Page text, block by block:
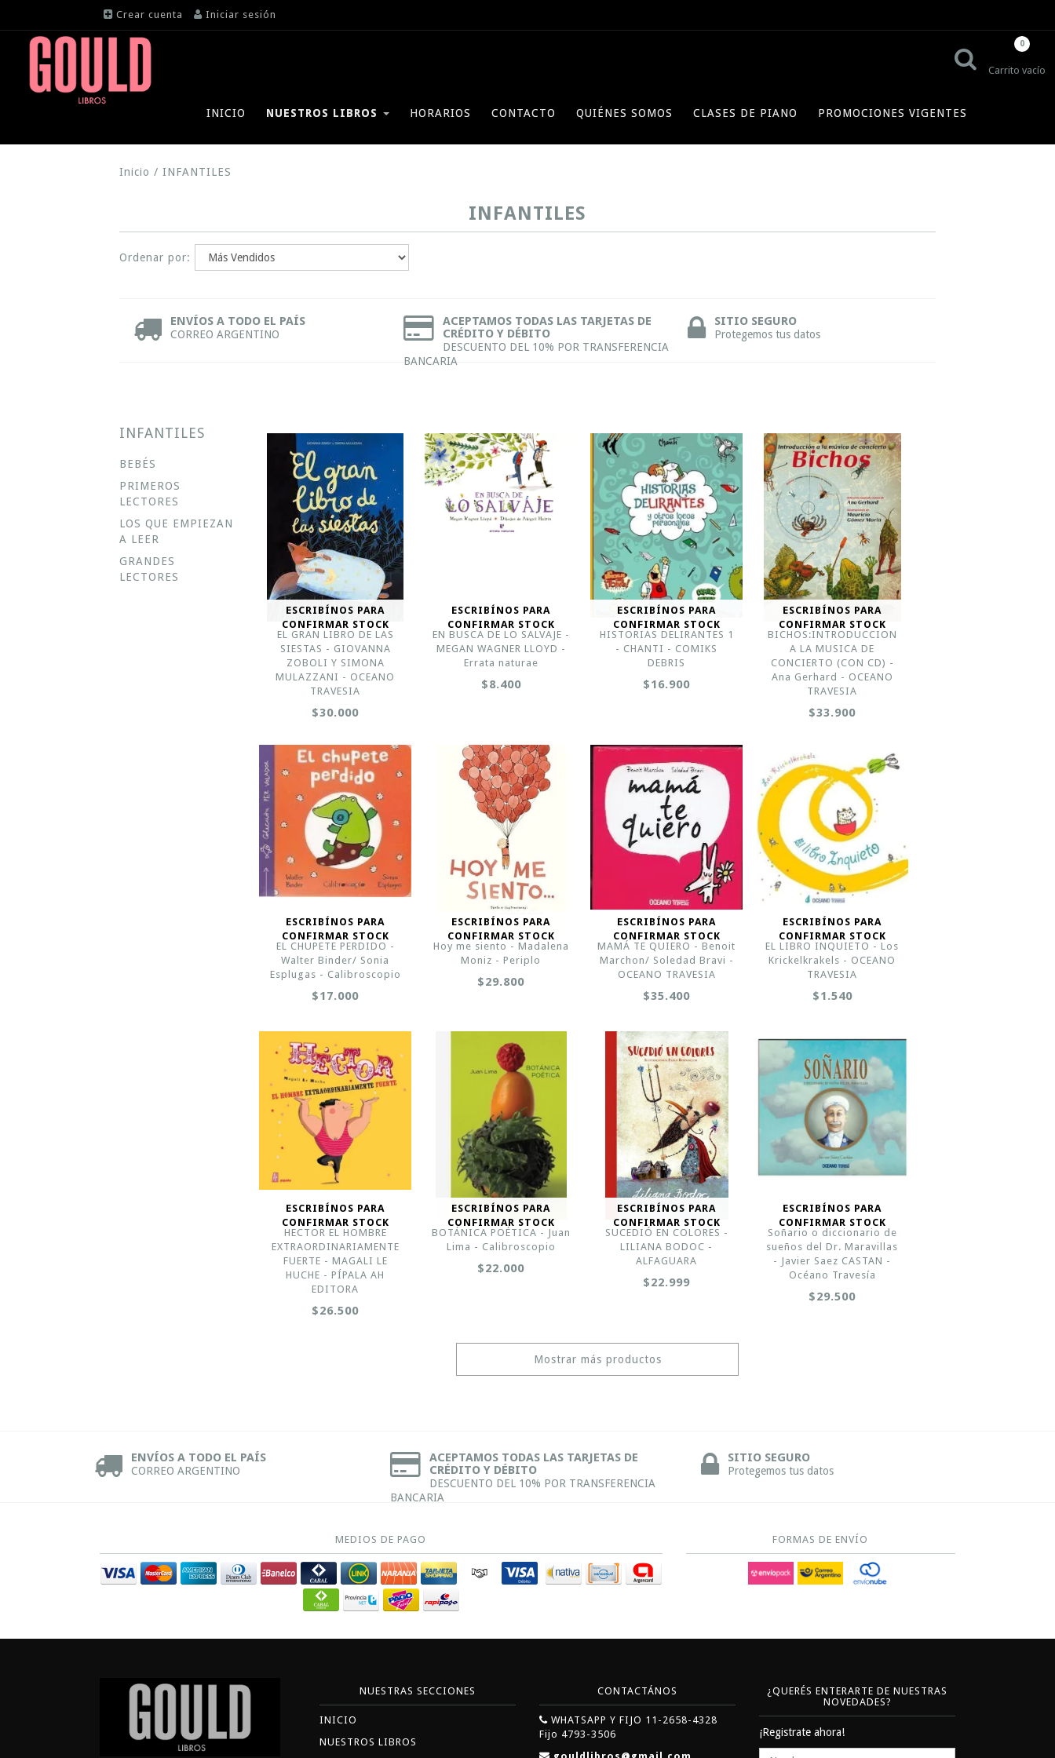
Crear cuenta Iniciar sesión
Carrito vacío
0
INICIO NUESTROS LIBROS HORARIOS CONTACTO QUIÉNES SOMOS CLASES DE PIANO PROMOCIONES VIGENTES
Inicio / INFANTILES
INFANTILES
Ordenar por:
ENVÍOS A TODO EL PAÍS
CORREO ARGENTINO
ACEPTAMOS TODAS LAS TARJETAS DE
CRÉDITO Y DÉBITO
DESCUENTO DEL 10% POR TRANSFERENCIA
BANCARIA
SITIO SEGURO
Protegemos tus datos
INFANTILES
BEBÉS
PRIMEROS
LECTORES
LOS QUE EMPIEZAN
A LEER
GRANDES
LECTORES
ESCRIBÍNOS PARA
CONFIRMAR STOCK
EL GRAN LIBRO DE LAS
SIESTAS - GIOVANNA
ZOBOLI Y SIMONA
MULAZZANI - OCEANO
TRAVESIA
$30.000
ESCRIBÍNOS PARA
CONFIRMAR STOCK
EN BUSCA DE LO SALVAJE -
MEGAN WAGNER LLOYD -
Errata naturae
$8.400
ESCRIBÍNOS PARA
CONFIRMAR STOCK
HISTORIAS DELIRANTES 1
- CHANTI - COMIKS
DEBRIS
$16.900
ESCRIBÍNOS PARA
CONFIRMAR STOCK
BICHOS:INTRODUCCION
A LA MUSICA DE
CONCIERTO (CON CD) -
Ana Gerhard - OCEANO
TRAVESIA
$33.900
ESCRIBÍNOS PARA
CONFIRMAR STOCK
EL CHUPETE PERDIDO -
Walter Binder/ Sonia
Esplugas - Calibroscopio
$17.000
ESCRIBÍNOS PARA
CONFIRMAR STOCK
Hoy me siento - Madalena
Moniz - Periplo
$29.800
ESCRIBÍNOS PARA
CONFIRMAR STOCK
MAMÁ TE QUIERO - Benoit
Marchon/ Soledad Bravi -
OCEANO TRAVESIA
$35.400
ESCRIBÍNOS PARA
CONFIRMAR STOCK
EL LIBRO INQUIETO - Los
Krickelkrakels - OCEANO
TRAVESIA
$1.540
ESCRIBÍNOS PARA
CONFIRMAR STOCK
HECTOR EL HOMBRE
EXTRAORDINARIAMENTE
FUERTE - MAGALI LE
HUCHE - PÍPALA AH
EDITORA
$26.500
ESCRIBÍNOS PARA
CONFIRMAR STOCK
BOTÁNICA POÉTICA - Juan
Lima - Calibroscopio
$22.000
ESCRIBÍNOS PARA
CONFIRMAR STOCK
SUCEDIÓ EN COLORES -
LILIANA BODOC -
ALFAGUARA
$22.999
ESCRIBÍNOS PARA
CONFIRMAR STOCK
Soñario o diccionario de
sueños del Dr. Maravillas
- Javier Saez CASTAN -
Océano Travesía
$29.500
Mostrar más productos
ENVÍOS A TODO EL PAÍS
CORREO ARGENTINO
ACEPTAMOS TODAS LAS TARJETAS DE
CRÉDITO Y DÉBITO
DESCUENTO DEL 10% POR TRANSFERENCIA
BANCARIA
SITIO SEGURO
Protegemos tus datos
MEDIOS DE PAGO FORMAS DE ENVÍO
NUESTRAS SECCIONES
INICIO
NUESTROS LIBROS
CONTACTÁNOS
WHATSAPP Y FIJO 11-2658-4328
Fijo 4793-3506
¿QUERÉS ENTERARTE DE NUESTRAS
NOVEDADES?
¡Registrate ahora!